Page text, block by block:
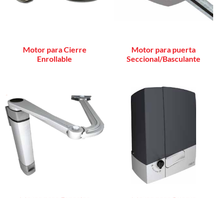
Motor para Cierre
Enrollable
Motor para puerta
Seccional/Basculante